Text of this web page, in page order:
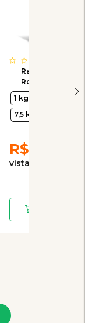
Ração Seca
Royal Canin Mini
Indoor Senior
para Cães
Idosos de Porte
Pequeno com 8
1 kg
7,5 kg
R$